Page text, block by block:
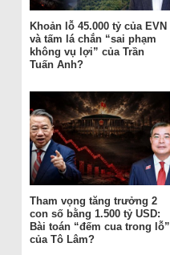
Khoản lỗ 45.000 tỷ của EVN
và tấm lá chắn “sai phạm
không vụ lợi” của Trần
Tuấn Anh?
Tham vọng tăng trưởng 2
con số bằng 1.500 tỷ USD:
Bài toán “đếm cua trong lỗ”
của Tô Lâm?